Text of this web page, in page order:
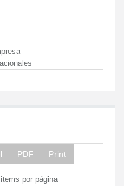
PDF Print
items por página